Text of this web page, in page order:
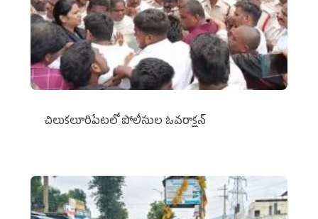
చిలుక‌లూరిపేట‌లో పోలీసుల ఓవ‌రాక్ష‌న్‌